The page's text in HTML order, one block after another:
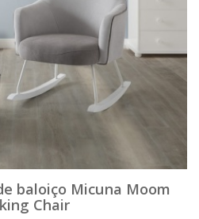
baloiço Micuna Moom
Chair